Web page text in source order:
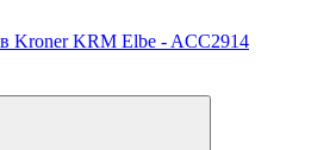
Kroner KRM Elbe - ACC2914